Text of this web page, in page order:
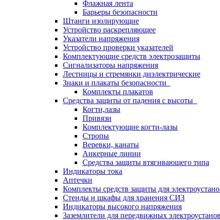
Флажная лента
Барьеры безопасности
Штанги изолирующие
Устройство раскрепляющее
Указатели напряжения
Устройство проверки указателей
Комплектующие средств электрозащиты
Сигнализаторы напряжения
Лестницы и стремянки диэлектрические
Знаки и плакаты безопасности
Комплекты плакатов
Средства защиты от падения с высоты
Когти,лазы
Привязи
Комплектующие когти-лазы
Стропы
Веревки, канаты
Анкерные линии
Средства защиты втягивающего типа
Индикаторы тока
Аптечки
Комплекты средств защиты для
Стенды и шкафы для хранения СИЗ
Индикаторы высокого напряжения
Заземлители для передвижных